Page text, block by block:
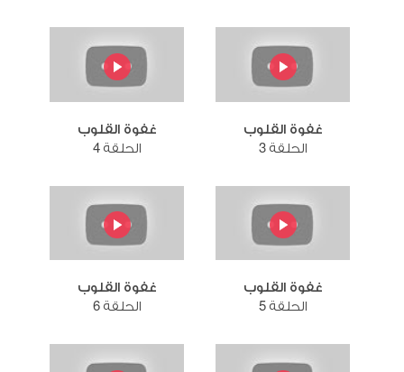
غفوة القلوب
الحلقة 3
غفوة القلوب
الحلقة 4
غفوة القلوب
الحلقة 5
غفوة القلوب
الحلقة 6